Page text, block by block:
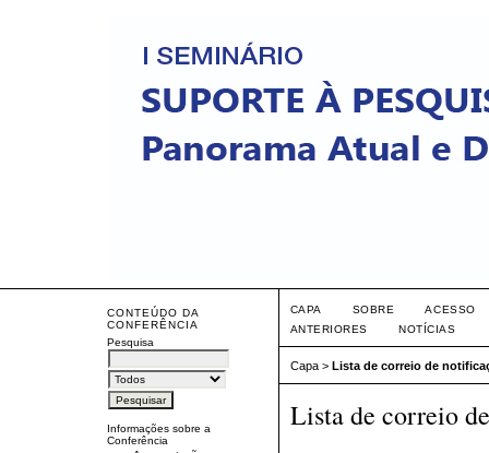
CONTEÚDO DA
CONFERÊNCIA
Pesquisa
Informações sobre a
Conferência
CAPA SOBRE
ACESSO
ANTERIORES
NOTÍCIAS
Capa> Lista de correio de
Lista de correio